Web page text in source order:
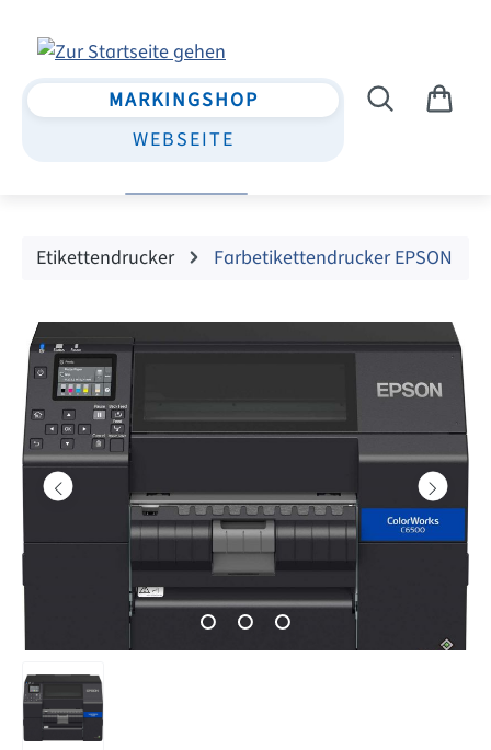
MARKINGSHOP
WEBSEITE
Etikettendrucker Farbetikettendrucker EPSON
Bildergalerie überspringen